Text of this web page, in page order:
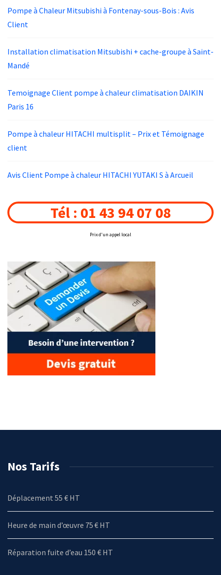
Pompe à Chaleur Mitsubishi à Fontenay-sous-Bois : Avis
Client
Installation climatisation Mitsubishi + cache-groupe à Saint-
Mandé
Temoignage Client pompe à chaleur climatisation DAIKIN
Paris 16
Pompe à chaleur HITACHI multisplit – Prix et Témoignage
client
Avis Client Pompe à chaleur HITACHI YUTAKI S à Arcueil
Tél : 01 43 94 07 08
Prix d'un appel local
Nos Tarifs
Déplacement 55 € HT
Heure de main d’œuvre 75 € HT
Réparation fuite d’eau 150 € HT